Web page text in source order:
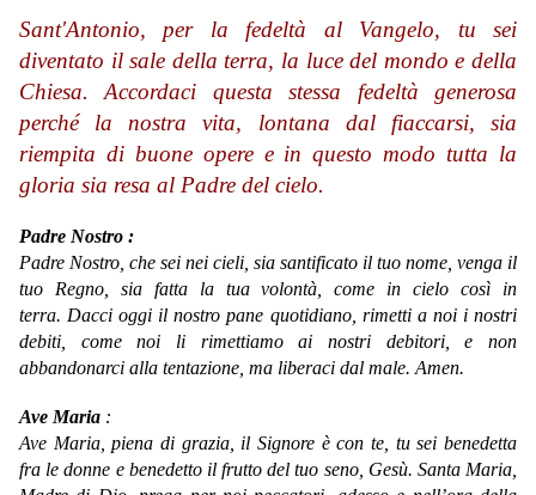
Sant'Antonio, per la fedeltà al Vangelo, tu sei
diventato il sale della terra, la luce del mondo e della
Chiesa. Accordaci questa stessa fedeltà generosa
perché la nostra vita, lontana dal fiaccarsi, sia
riempita di buone opere e in questo modo tutta la
gloria sia resa al Padre del cielo.
Padre Nostro :
Padre Nostro, che sei nei cieli, sia santificato il tuo nome, venga il
tuo Regno, sia fatta la tua volontà, come in cielo così in
terra. Dacci oggi il nostro pane quotidiano, rimetti a noi i nostri
debiti, come noi li rimettiamo ai nostri debitori, e non
abbandonarci alla tentazione, ma liberaci dal male. Amen.
Ave Maria :
Ave Maria,piena di grazia, il Signore è con te, tu sei benedetta
fra le donne e benedetto il frutto del tuo seno, Gesù. Santa Maria,